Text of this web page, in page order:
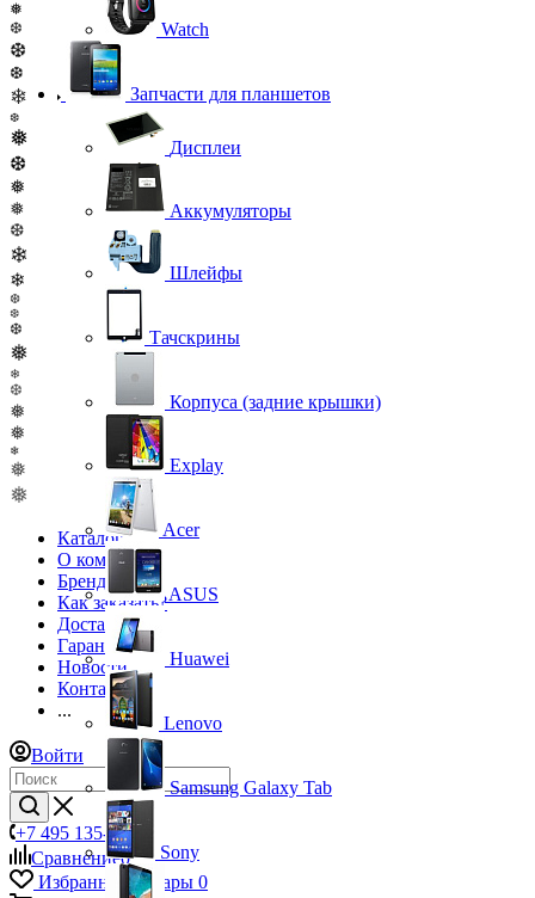
❅
❆
❆
❆
❄
❆
❅
❆
❅
❅
❆
❄
❄
❆
❆
❆
❅
❄
❆
❅
❅
❄
❅
❅
Каталог
О компании
Бренды
Как заказать?
Доставка
Гарантия
Новости
Контакты
...
Войти
+7 495 135-39-43
Сравнение0
Избранные товары 0
Watch
Запчасти для планшетов
Дисплеи
Аккумуляторы
Шлейфы
Тачскрины
Корпуса (задние крышки)
Explay
Acer
ASUS
Huawei
Lenovo
Samsung Galaxy Tab
Sony